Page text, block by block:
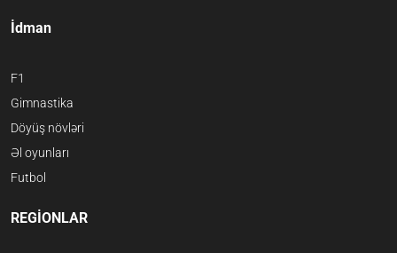
İdman
F1
Gimnastika
Döyüş növləri
Əl oyunları
Futbol
REGİONLAR